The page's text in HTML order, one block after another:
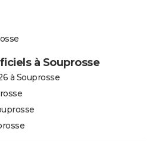
à Souprosse
à Souprosse